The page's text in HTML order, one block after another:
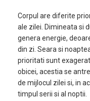
Corpul are diferite
ale zilei. Dimineata si
genera energie,
din zi. Seara si
prioritati sunt
obicei, acestia se
de mijlocul zilei si, in
timpul serii si al noptii.